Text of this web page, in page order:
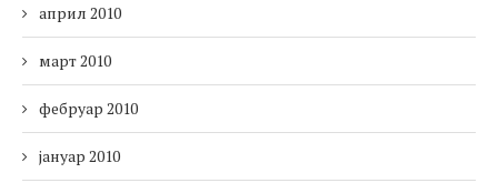
април 2010
март 2010
фебруар 2010
јануар 2010